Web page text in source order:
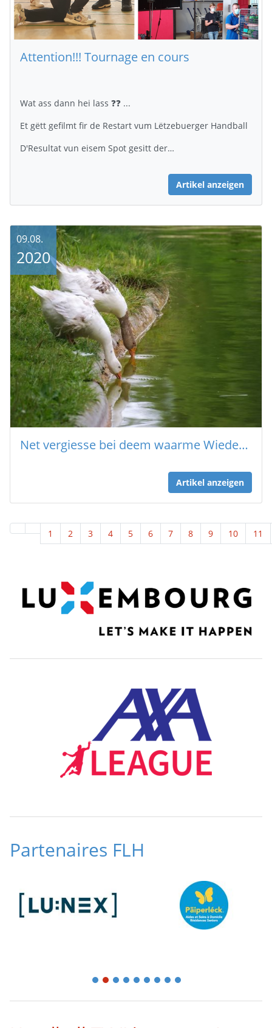
Attention!!! Tournage en cours
Wat ass dann hei lass ❓❓ ...
Et gëtt gefilmt fir de Restart vum Lëtzebuerger Handball
D'Resultat vun eisem Spot gesitt der…
Artikel anzeigen
Net vergiesse bei deem waarme Wieder vill ze drénken !
Artikel anzeigen
09.08.
2020
1 2 3 4 5 6 7 8 9 10 11
Partenaires FLH
1 2 3 4 5 6 7 8 9